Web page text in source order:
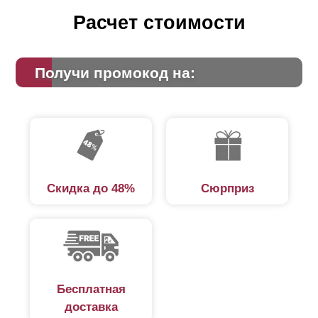
его, и забор будет стоить дешевле.
том, что с обратной стороны профиля, когда его
Крепления данного усилителя заметны на лицевой
стороне забора (см. фото). Если ламели уложены
Расчет стоимости
Получи промокод на:
Скидка до 48% Сюрприз
Бесплатная
доставка